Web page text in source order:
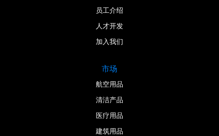
员工介绍
人才开发
加入我们
市场
航空用品
清洁产品
医疗用品
建筑用品